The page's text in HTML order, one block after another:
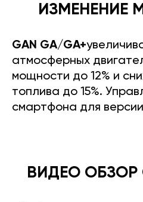
ИЗМЕНЕНИЕ
GAN GA/GA+
атмосферных
мощности до 12% и
топлива до 15%.
смартфона для версии
ВИДЕО ОБЗОР